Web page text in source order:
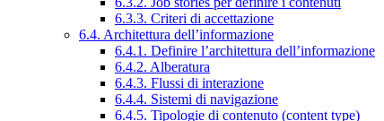
6.3.3. Criteri di accettazione
6.4. Architettura dell’informazione
6.4.1. Definire l’architettura dell’informazione
6.4.2. Alberatura
6.4.3. Flussi di interazione
6.4.4. Sistemi di navigazione
6.4.5. Tipologie di contenuto (content type)